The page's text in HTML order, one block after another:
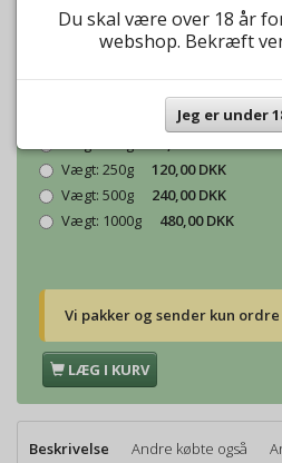
Mere information
Forkølelses The
30,00 DKK
Vægt: 250g
120,00 DKK
Vægt: 500g
240,00 DKK
Vægt: 1000g 480,00 DKK
Vi pakker og sender kun
LÆG I KURV
Beskrivelse Andre købte også
Du skal være over 18 år
webshop. Bekræft
Jeg er under